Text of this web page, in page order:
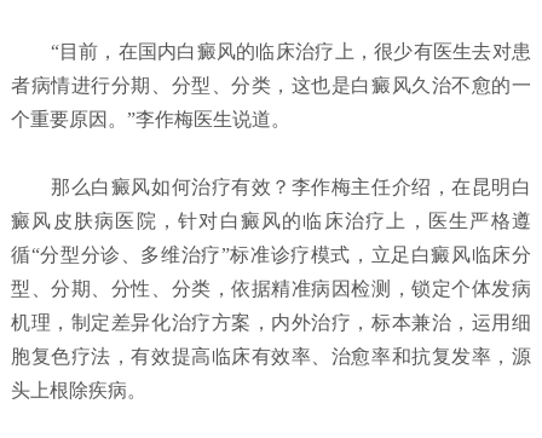
“目前，在国内白癜风的临床治疗上，很少有医生去对患
者病情进行分期、分型、分类，这也是白癜风久治不愈的一
个重要原因。”李作梅医生说道。
那么白癜风如何治疗有效？李作梅主任介绍，在昆明白
癜风皮肤病医院，针对白癜风的临床治疗上，医生严格遵
循“分型分诊、多维治疗”标准诊疗模式，立足白癜风临床分
型、分期、分性、分类，依据精准病因检测，锁定个体发病
机理，制定差异化治疗方案，内外治疗，标本兼治，运用细
胞复色疗法，有效提高临床有效率、治愈率和抗复发率，源
头上根除疾病。